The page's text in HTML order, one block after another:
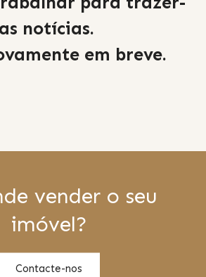
notícias.
em breve.
vender o seu
imóvel?
Contacte-nos